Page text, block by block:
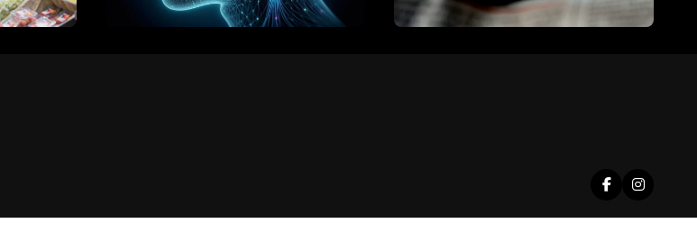
o imagine. Studiul
ar putea ajuta în